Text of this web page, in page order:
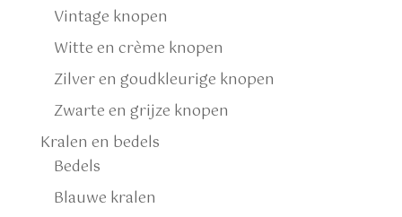
Vintage knopen
Witte en crème knopen
Zilver en goudkleurige knopen
Zwarte en grijze knopen
Kralen en bedels
Bedels
Blauwe kralen